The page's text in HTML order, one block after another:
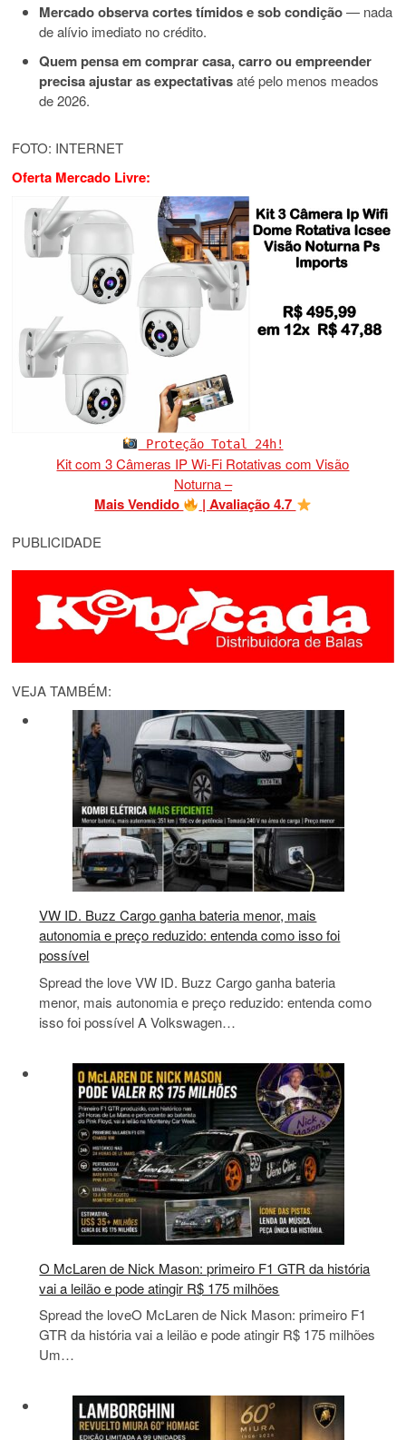
Mercado observa cortes tímidos e sob condição— nada
de alívio imediato no crédito.
Quem pensa em comprar casa, carro ou empreender
precisa ajustar as expectativasaté pelo menos meados
de 2026.
FOTO: INTERNET
Oferta Mercado Livre:
Proteção Total 24h!
Kit com 3 Câmeras IP Wi-Fi Rotativas com Visão
Noturna –
Mais Vendido | Avaliação 4.7
PUBLICIDADE
VEJA TAMBÉM:
VW ID. Buzz Cargo ganha bateria menor, mais
autonomia e preço reduzido: entenda como isso foi
possível
Spread the love VW ID. Buzz Cargo ganha bateria
menor, mais autonomia e preço reduzido: entenda como
isso foi possível A Volkswagen…
O McLaren de Nick Mason: primeiro F1 GTR da história
vai a leilão e pode atingir R$ 175 milhões
Spread the loveO McLaren de Nick Mason: primeiro F1
GTR da história vai a leilão e pode atingir R$ 175 milhões
Um…